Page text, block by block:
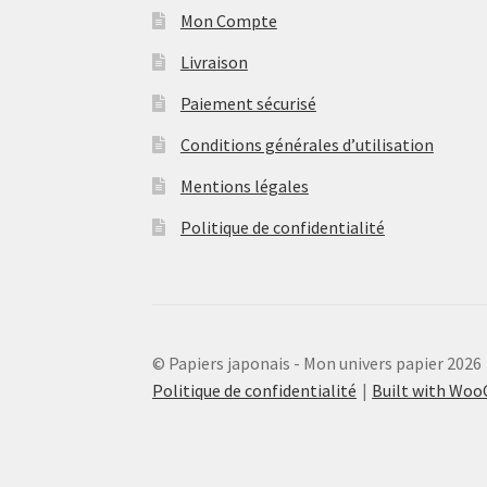
Mon Compte
Livraison
Paiement sécurisé
Conditions générales d’utilisation
Mentions légales
Politique de confidentialité
© Papiers japonais - Mon univers papier 2026
Politique de confidentialité
Built with